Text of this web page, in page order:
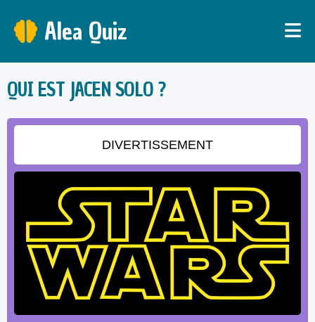
Alea Quiz
QUI EST JACEN SOLO ?
DIVERTISSEMENT